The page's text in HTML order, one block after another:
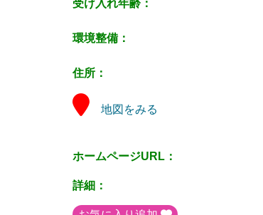
受け入れ年齢：
環境整備：
住所：
地図をみる
ホームページURL：
詳細：